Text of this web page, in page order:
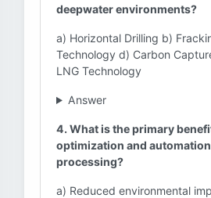
deepwater environments?
a) Horizontal Drilling b)
Technology d) Carbon
LNG Technology
Answer
4. What is the primary
optimization and
processing?
a) Reduced environmental